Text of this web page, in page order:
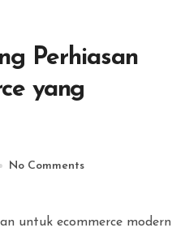
Perhiasan
yang
No Comments